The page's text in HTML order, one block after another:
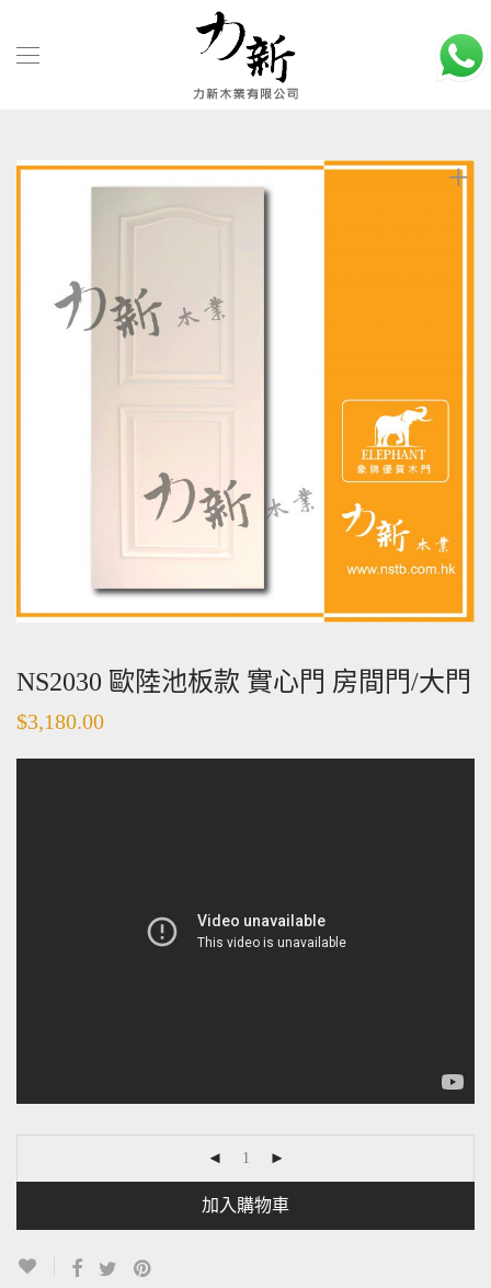
NS2030 歐陸池板款 實心門 房間門/大門
$3,180.00
加入購物車